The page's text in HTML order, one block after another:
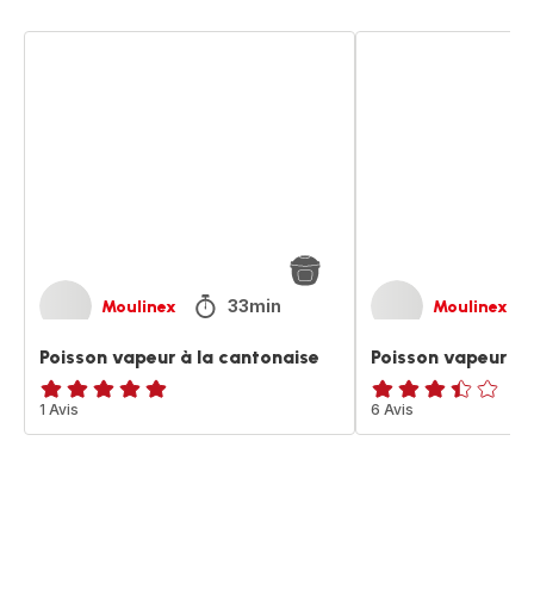
Moulinex 33min
Poisson vapeur à la cantonaise
Avis
5
1 Avis
Moulinex
Poisson vapeur à
ratings.3.4
6 Avis